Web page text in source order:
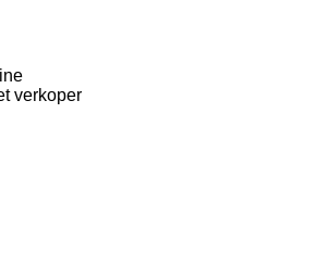
verkoper